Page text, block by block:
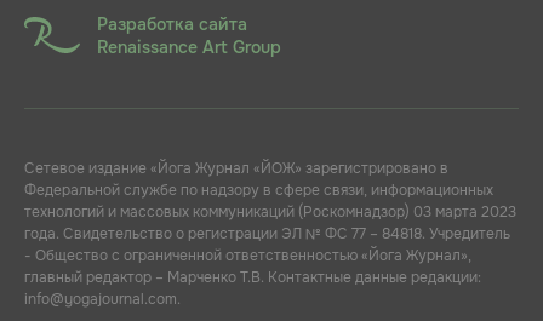
Разработка сайта
Renaissance Art Group
Сетевое издание «Йога Журнал «ЙОЖ» зарегистрировано в
Федеральной службе по надзору в сфере связи, информационных
технологий и массовых коммуникаций (Роскомнадзор) 03 марта 2023
года. Свидетельство о регистрации ЭЛ № ФС 77 – 84818. Учредитель
- Общество с ограниченной ответственностью «Йога Журнал»,
главный редактор – Марченко Т.В. Контактные данные редакции:
info@yogajournal.com.